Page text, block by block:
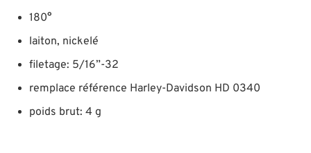
180°
laiton, nickelé
filetage: 5/16”-32
remplace référence Harley-Davidson HD 0340
poids brut: 4 g